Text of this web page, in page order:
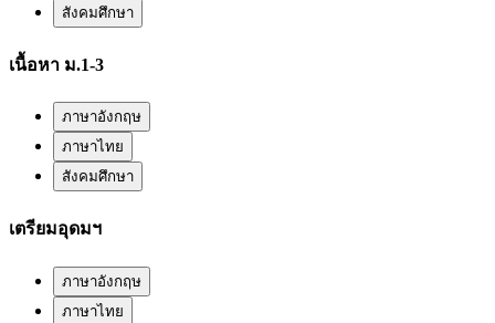
สังคมศึกษา
เนื้อหา ม.1-3
ภาษาอังกฤษ
ภาษาไทย
สังคมศึกษา
เตรียมอุดมฯ
ภาษาอังกฤษ
ภาษาไทย